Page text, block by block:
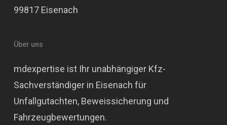
99817 Eisenach
Über uns
mdexpertise ist Ihr unabhängiger Kfz-
Sachverständiger in Eisenach für
Unfallgutachten, Beweissicherung und
Fahrzeugbewertungen.